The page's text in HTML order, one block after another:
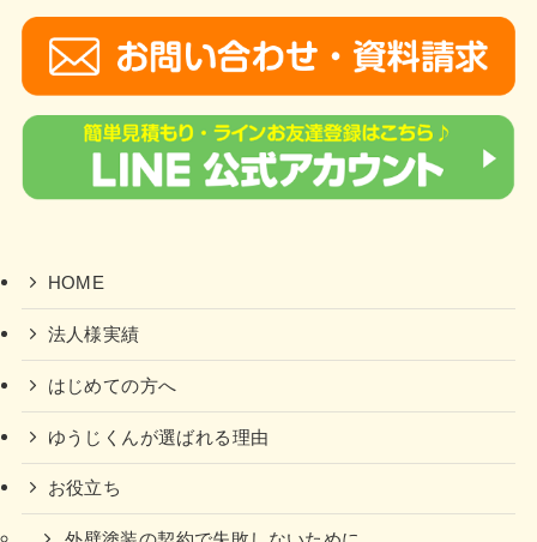
HOME
法人様実績
はじめての方へ
ゆうじくんが選ばれる理由
お役立ち